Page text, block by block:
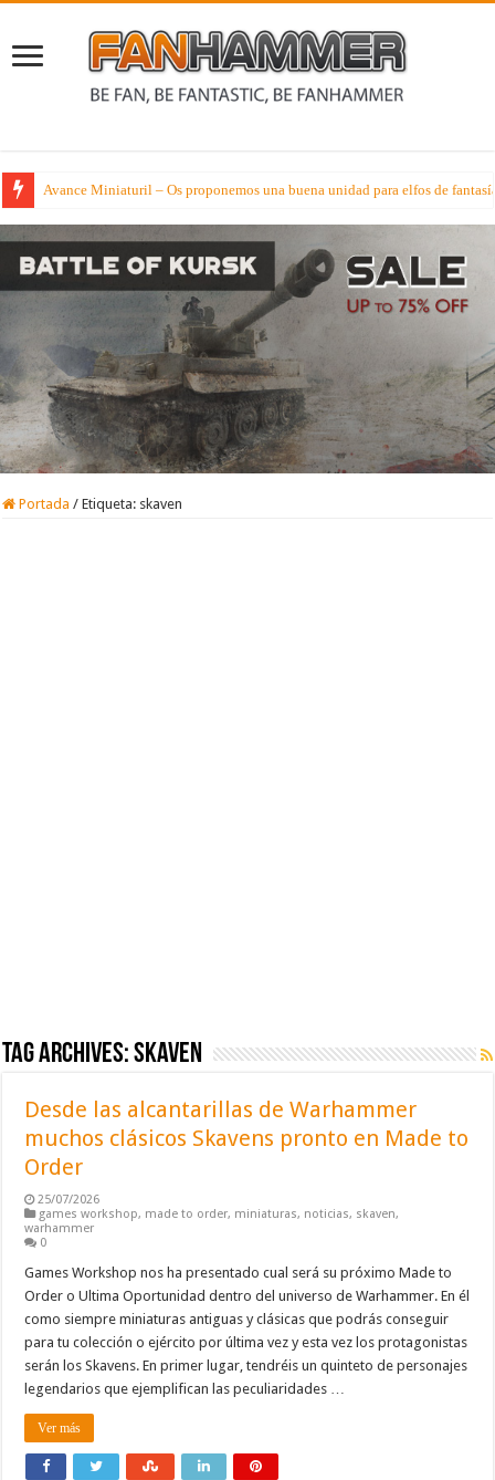
Schola Tacticum Warhammer 40000 – Las facciones en este verano de
Portada / Etiqueta: skaven
Tag Archives:skaven
Desde las alcantarillas de Warhammer
muchos clásicos Skavens pronto en Made to
Order
25/07/2026
games workshop, made to order, miniaturas, noticias, skaven,
warhammer
0
Games Workshop nos ha presentado cual será su próximo Made to
Order o Ultima Oportunidad dentro del universo de Warhammer. En él
como siempre miniaturas antiguas y clásicas que podrás conseguir
para tu colección o ejército por última vez y esta vez los protagonistas
serán los Skavens. En primer lugar, tendréis un quinteto de personajes
legendarios que ejemplifican las peculiaridades …
Ver más